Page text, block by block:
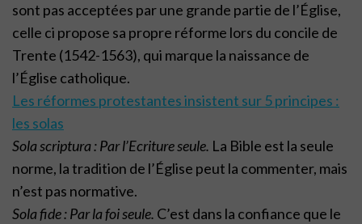
sont pas acceptées par une grande partie de l’Église,
celle ci propose sa propre réforme lors du concile de
Trente (1542-1563), qui marque la naissance de
l’Église catholique.
Les réformes protestantes insistent sur 5 principes :
les solas
Sola scriptura :Par l’Ecriture seule. La Bible est la seule
norme, la tradition de l’Église peut la commenter, mais
n’est pas normative.
Sola fide :Par la foi seule. C’est dans la confiance que le